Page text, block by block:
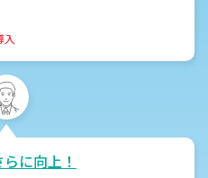
入
に向上！